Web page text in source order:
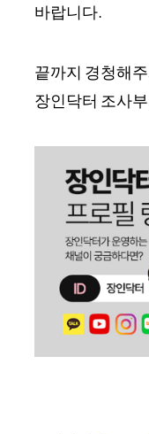
바랍니다.
끝까지 경청해
장인닥터 조사